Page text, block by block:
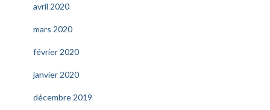
avril 2020
mars 2020
février 2020
janvier 2020
décembre 2019